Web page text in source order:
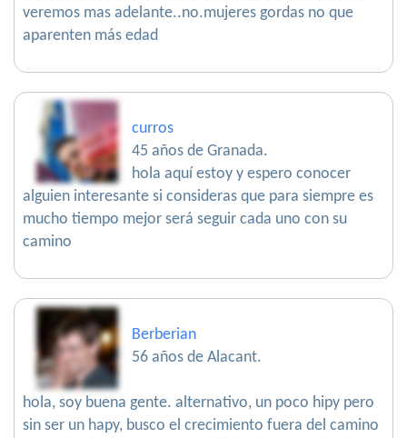
veremos mas adelante..no.mujeres gordas no que
aparenten más edad
curros
45 años de Granada.
hola aquí estoy y espero conocer
alguien interesante si consideras que para siempre es
mucho tiempo mejor será seguir cada uno con su
camino
Berberian
56 años de Alacant.
hola, soy buena gente. alternativo, un poco hipy pero
sin ser un hapy, busco el crecimiento fuera del camino